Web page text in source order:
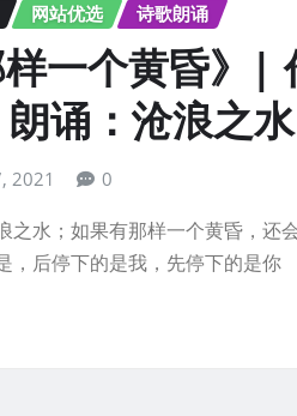
网站优选 诗歌朗诵
一个黄昏》|
诵：沧浪之水
2021 0
之水；如果有那样一个黄昏，还
，后停下的是我，先停下的是你